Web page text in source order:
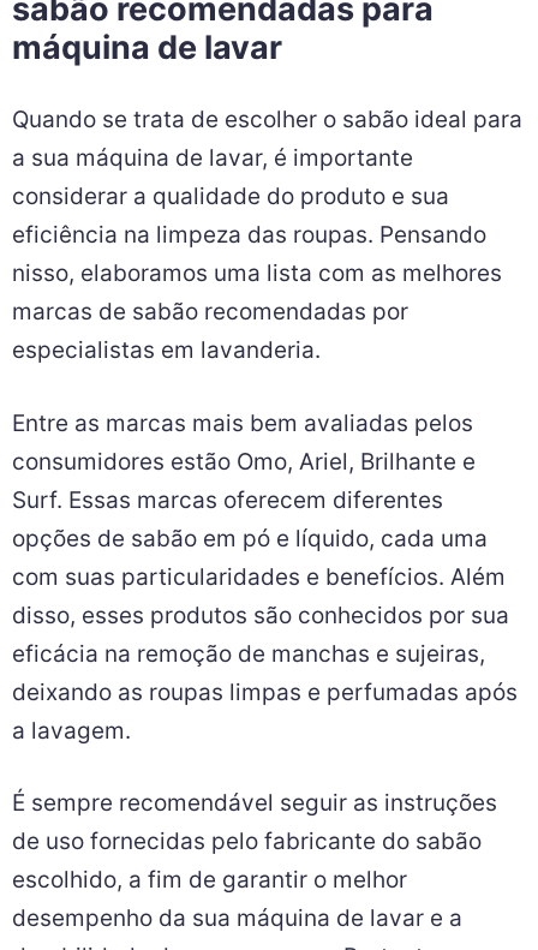
sabão recomendadas para
máquina de lavar
Quando se trata de escolher o sabão ideal para
a sua máquina de lavar, é importante
considerar a qualidade do produto e sua
eficiência na limpeza das roupas. Pensando
nisso, elaboramos uma lista com as melhores
marcas de sabão recomendadas por
especialistas em lavanderia.
Entre as marcas mais bem avaliadas pelos
consumidores estão Omo, Ariel, Brilhante e
Surf. Essas marcas oferecem diferentes
opções de sabão em pó e líquido, cada uma
com suas particularidades e benefícios. Além
disso, esses produtos são conhecidos por sua
eficácia na remoção de manchas e sujeiras,
deixando as roupas limpas e perfumadas após
a lavagem.
É sempre recomendável seguir as instruções
de uso fornecidas pelo fabricante do sabão
escolhido, a fim de garantir o melhor
desempenho da sua máquina de lavar e a